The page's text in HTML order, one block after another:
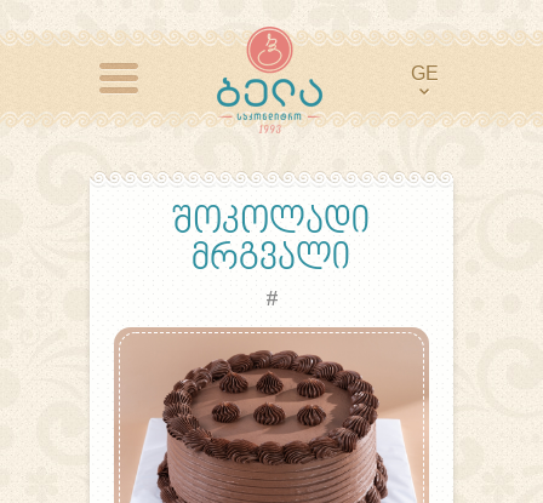
GE
შოკოლადი
მრგვალი
#